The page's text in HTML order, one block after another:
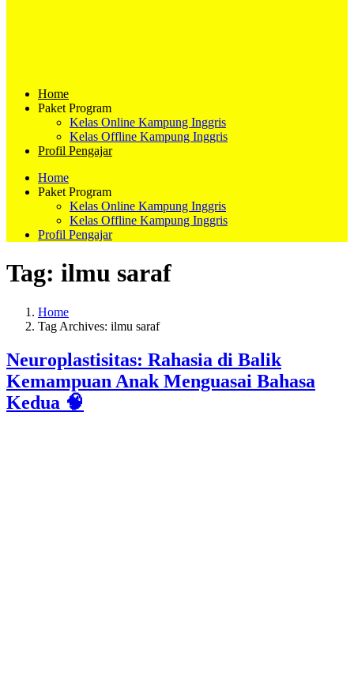
Home
Paket Program
Kelas Online Kampung Inggris
Kelas Offline Kampung Inggris
Profil Pengajar
Home
Paket Program
Kelas Online Kampung Inggris
Kelas Offline Kampung Inggris
Profil Pengajar
Tag: ilmu saraf
Home
Tag Archives: ilmu saraf
Neuroplastisitas: Rahasia di Balik
Kemampuan Anak Menguasai Bahasa
Kedua 🧠